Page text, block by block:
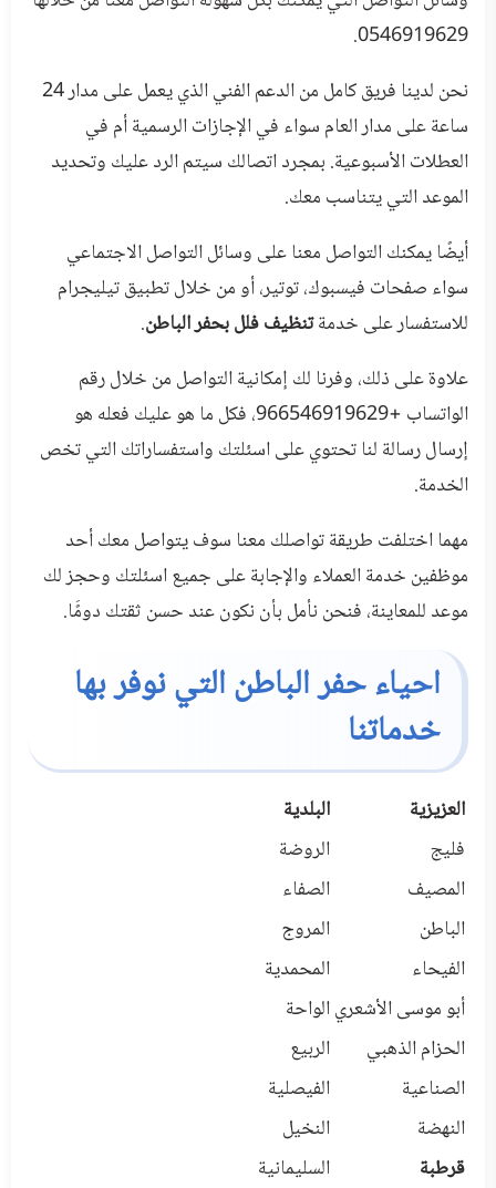
0546919629.
نحن لدينا فريق كامل من الدعم الفني الذي يعمل على مدار 24
ساعة على مدار العام سواء في الإجازات الرسمية أم في
العطلات الأسبوعية. بمجرد اتصالك سيتم الرد عليك وتحديد
الموعد التي يتناسب معك.
أيضًا يمكنك التواصل معنا على وسائل التواصل الاجتماعي
سواء صفحات فيسبوك، توتير، أو من خلال تطبيق تيليجرام
للاستفسار على خدمةتنظيف فلل بحفر الباطن.
علاوة على ذلك، وفرنا لك إمكانية التواصل من خلال رقم
الواتساب +966546919629، فكل ما هو عليك فعله هو
إرسال رسالة لنا تحتوي على اسئلتك واستفساراتك التي تخص
الخدمة.
مهما اختلفت طريقة تواصلك معنا سوف يتواصل معك أحد
موظفين خدمة العملاء والإجابة على جميع اسئلتك وحجز لك
موعد للمعاينة، فنحن نأمل بأن نكون عند حسن ثقتك دومًَا.
احياء حفر الباطن التي نوفر بها
خدماتنا
العزيزية
البلدية
فليج
الروضة
المصيف
الصفاء
الباطن
المروج
الفيحاء
المحمدية
أبو موسى الأشعريالواحة
الحزام الذهبي
الربيع
الصناعية
الفيصلية
النهضة
النخيل
قرطبة
السليمانية